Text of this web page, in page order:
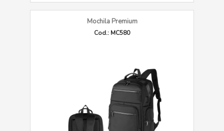
Mochila Premium
Cod.: MC580